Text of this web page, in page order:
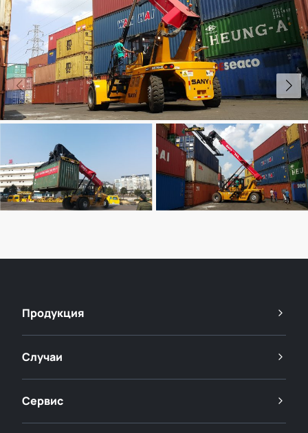
Продукция
Случаи
Сервис